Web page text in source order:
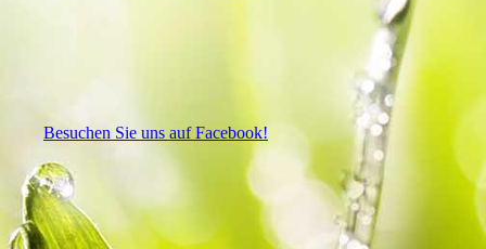
Besuchen Sie uns auf Facebook!